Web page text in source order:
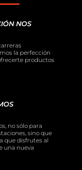
NOS
la perfección
productos
no sólo para
sino que
que disfrutes al
una nueva